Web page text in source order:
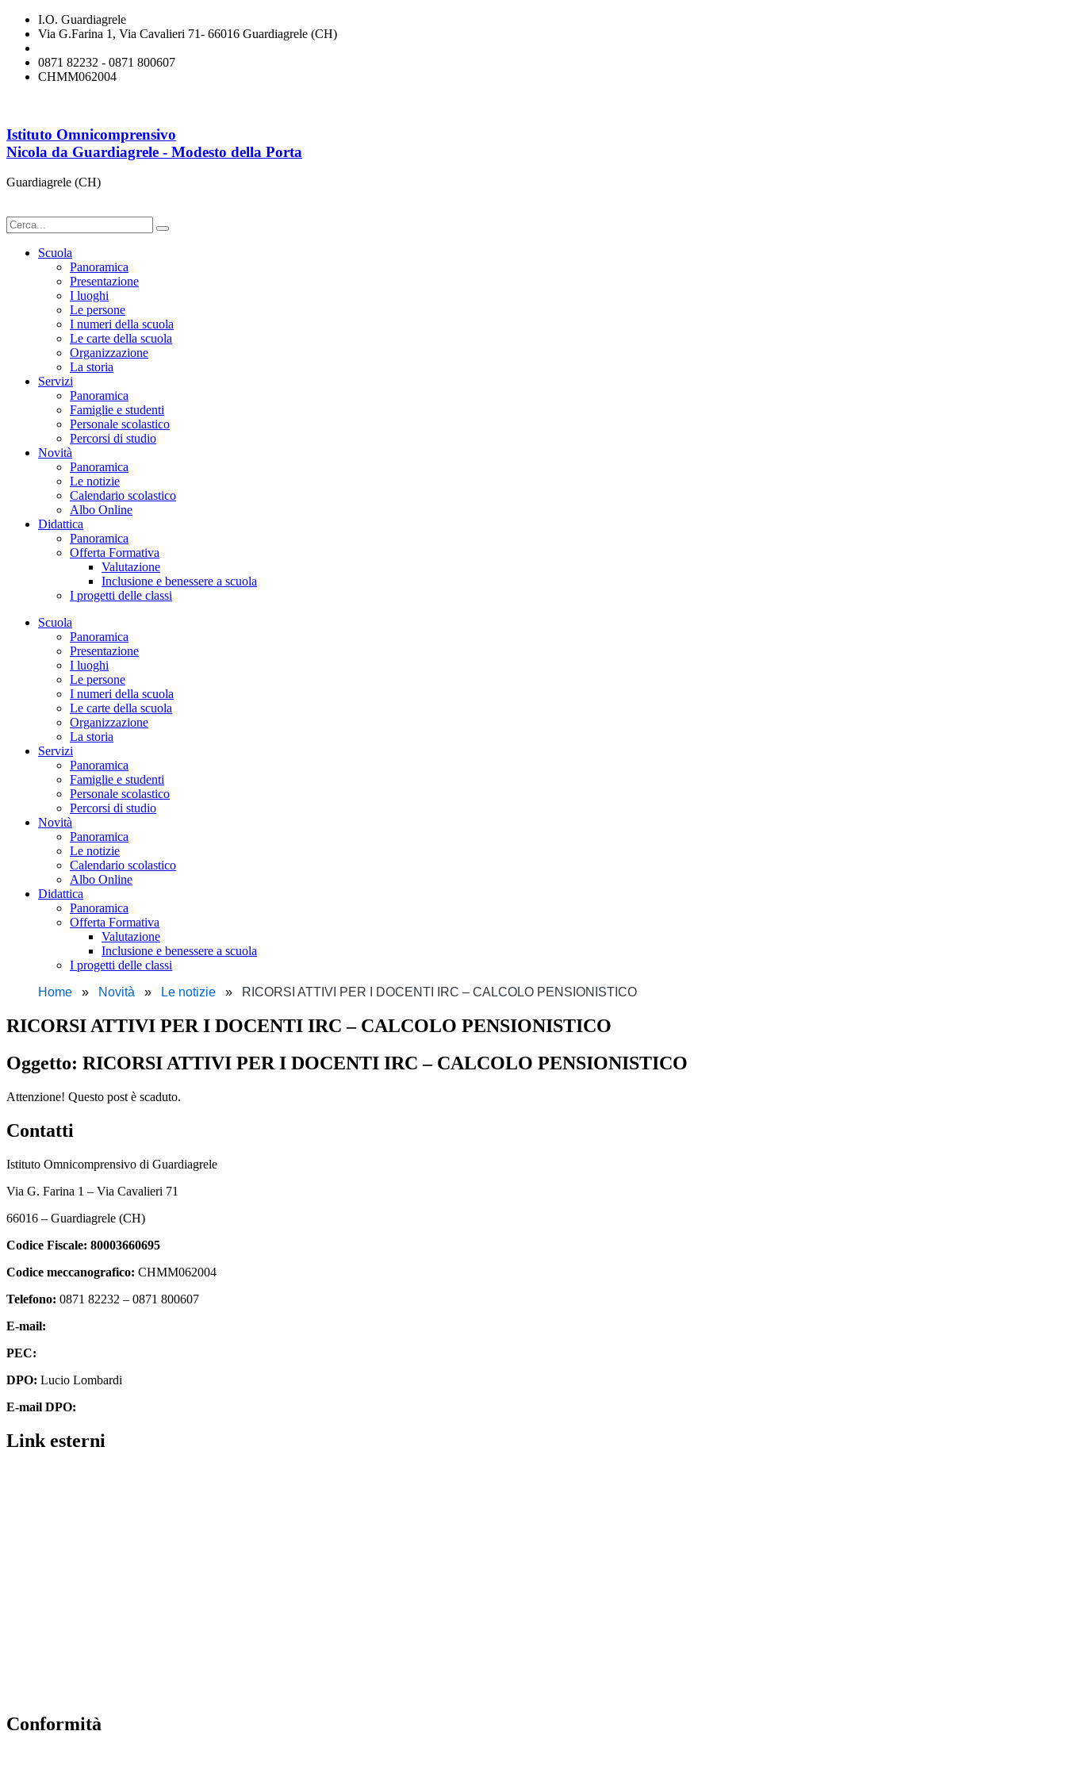
I.O. Guardiagrele
Via G.Farina 1, Via Cavalieri 71- 66016 Guardiagrele (CH)
0871 82232 - 0871 800607
CHMM062004
Istituto Omnicomprensivo
Nicola da Guardiagrele - Modesto della Porta
Guardiagrele (CH)
Scuola
Panoramica
Presentazione
I luoghi
Le persone
I numeri della scuola
Le carte della scuola
Organizzazione
La storia
Servizi
Panoramica
Famiglie e studenti
Personale scolastico
Percorsi di studio
Novità
Panoramica
Le notizie
Calendario scolastico
Albo Online
Didattica
Panoramica
Offerta Formativa
Valutazione
Inclusione e benessere a scuola
I progetti delle classi
Scuola
Panoramica
Presentazione
I luoghi
Le persone
I numeri della scuola
Le carte della scuola
Organizzazione
La storia
Servizi
Panoramica
Famiglie e studenti
Personale scolastico
Percorsi di studio
Novità
Panoramica
Le notizie
Calendario scolastico
Albo Online
Didattica
Panoramica
Offerta Formativa
Valutazione
Inclusione e benessere a scuola
I progetti delle classi
Home
Novità Le notizie RICORSI ATTIVI PER I DOCENTI IRC – CALCOLO PENSIONISTICO
RICORSI ATTIVI PER I DOCENTI IRC – CALCOLO PENSIONISTICO
Oggetto: RICORSI ATTIVI PER I DOCENTI IRC – CALCOLO PENSIONISTICO
Attenzione! Questo post è scaduto.
Contatti
Istituto Omnicomprensivo di Guardiagrele
Via G. Farina 1 – Via Cavalieri 71
66016 – Guardiagrele (CH)
Codice Fiscale: 80003660695
Codice meccanografico: CHMM062004
Telefono: 0871 82232 – 0871 800607
E-mail:
PEC:
DPO: Lucio Lombardi
E-mail DPO:
Link esterni
Conformità